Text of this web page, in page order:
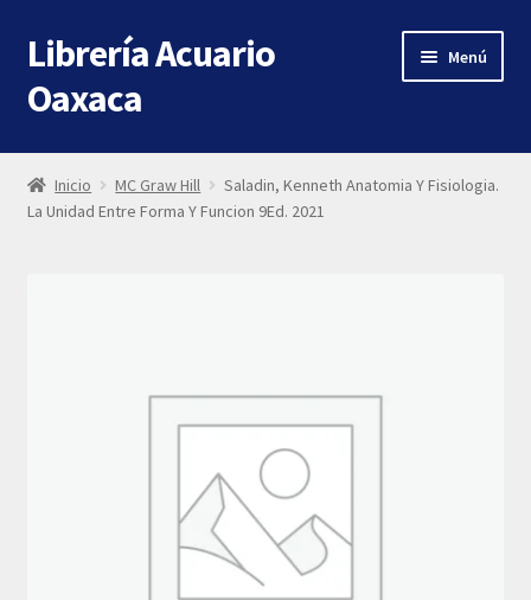
Ir
a
la
Ir
al
contenido
Librería Acuario
Oaxaca
Menú
Inicio
About
Inicio MC Graw Hill
Saladin, Kenneth Anatomia Y Fisiologia.
La Unidad Entre Forma Y Funcion 9Ed. 2021